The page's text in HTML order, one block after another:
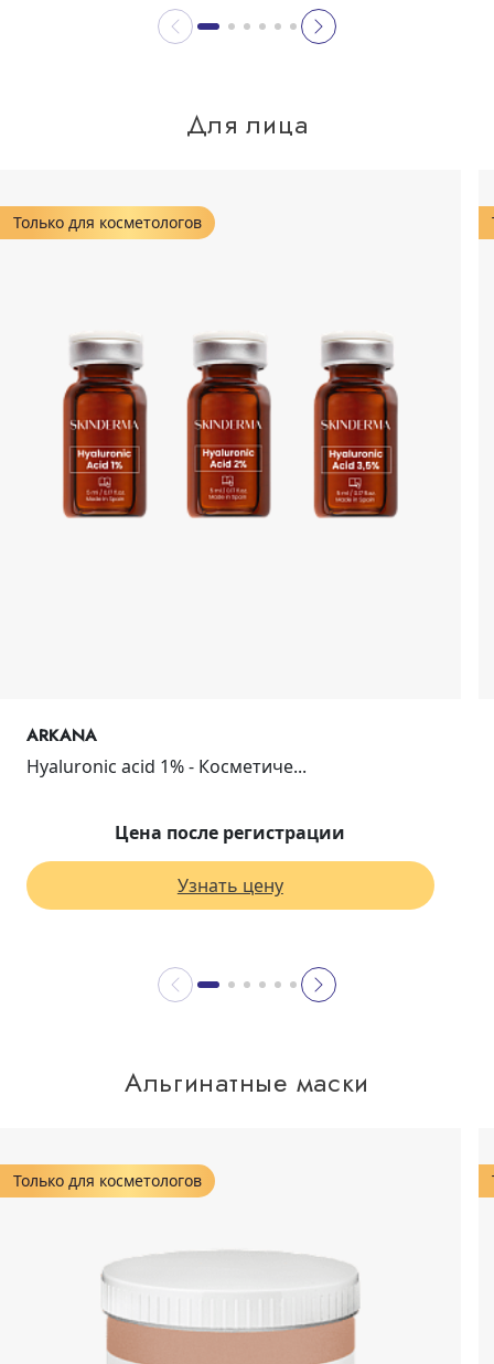
Для лица
Только для косметологов
ARKANA
Hyaluronic acid 1% - Косметиче...
Цена после регистрации
Узнать цену
Альгинатные маски
Только для косметологов